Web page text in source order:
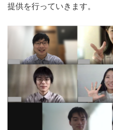
提供を行っていきます。